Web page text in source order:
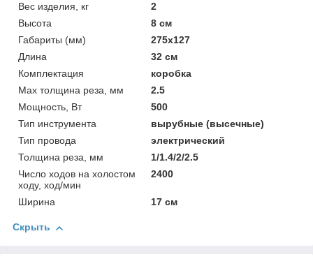
Вес изделия, кг
2
Высота
8 см
Габариты (мм)
275х127
Длина
32 см
Комплектация
коробка
Мах толщина реза, мм
2.5
Мощность, Вт
500
Тип инструмента
вырубные (высечные)
Тип провода
электрический
Толщина реза, мм
1/1.4/2/2.5
Число ходов на холостом
ходу, ход/мин
2400
Ширина 17 см
Скрыть